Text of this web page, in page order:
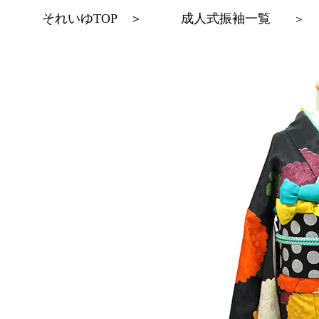
それいゆTOP ＞ 成人式振袖一覧